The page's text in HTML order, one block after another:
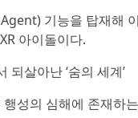
기능을 탑재해
아이돌이다.
살아난 ‘숨의 세계’
성의 심해에 존재하